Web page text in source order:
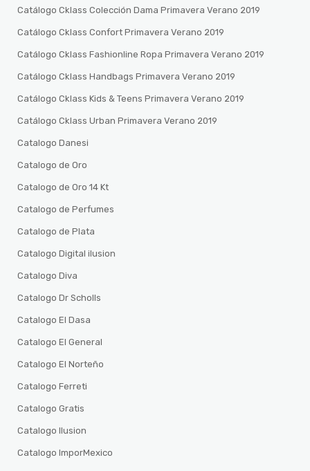
Catálogo Cklass Colección Dama Primavera Verano 2019
Catálogo Cklass Confort Primavera Verano 2019
Catálogo Cklass Fashionline Ropa Primavera Verano 2019
Catálogo Cklass Handbags Primavera Verano 2019
Catálogo Cklass Kids & Teens Primavera Verano 2019
Catálogo Cklass Urban Primavera Verano 2019
Catalogo Danesi
Catalogo de Oro
Catalogo de Oro 14 Kt
Catalogo de Perfumes
Catalogo de Plata
Catalogo Digital ilusion
Catalogo Diva
Catalogo Dr Scholls
Catalogo El Dasa
Catalogo El General
Catalogo El Norteño
Catalogo Ferreti
Catalogo Gratis
Catalogo Ilusion
Catalogo ImporMexico